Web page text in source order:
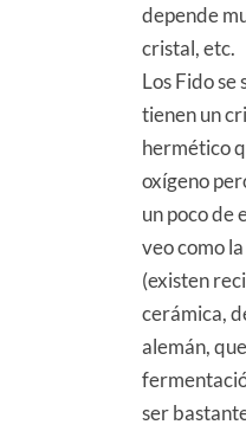
depende
cristal, etc.
Los Fido se
tienen un
hermético
oxígeno
un poco de
veo como
(existen
cerámica,
alemán,
ser